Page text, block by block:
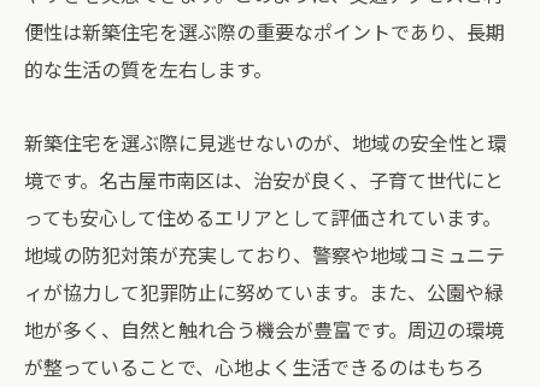
便性は新築住宅を選ぶ際の重要なポイントであり、長期
的な生活の質を左右します。
新築住宅を選ぶ際に見逃せないのが、地域の安全性と環
境です。名古屋市南区は、治安が良く、子育て世代にと
っても安心して住めるエリアとして評価されています。
地域の防犯対策が充実しており、警察や地域コミュニテ
ィが協力して犯罪防止に努めています。また、公園や緑
地が多く、自然と触れ合う機会が豊富です。周辺の環境
が整っていることで、心地よく生活できるのはもちろ